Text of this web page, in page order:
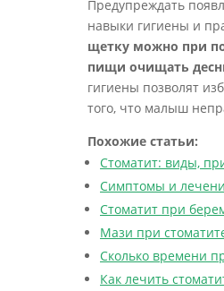
Предупреждать
навыки гигиены и
щетку можно при
пищи очищать
гигиены позволят
того, что малыш
Похожие статьи:
Стоматит: виды,
Симптомы и
Стоматит при
Мази при
Сколько времени
Как лечить